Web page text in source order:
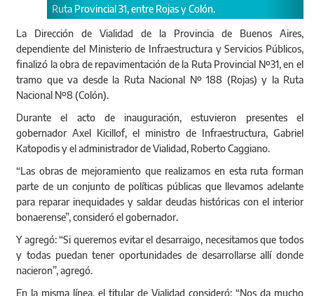
Ruta Provincial 31, entre Rojas y Colón.
La Dirección de Vialidad de la Provincia de Buenos Aires,
dependiente del Ministerio de Infraestructura y Servicios Públicos,
finalizó la obra de repavimentación de la Ruta Provincial Nº31, en el
tramo que va desde la Ruta Nacional Nº 188 (Rojas) y la Ruta
Nacional Nº8 (Colón).
Durante el acto de inauguración, estuvieron presentes el
gobernador Axel Kicillof, el ministro de Infraestructura, Gabriel
Katopodis y el administrador de Vialidad, Roberto Caggiano.
“Las obras de mejoramiento que realizamos en esta ruta forman
parte de un conjunto de políticas públicas que llevamos adelante
para reparar inequidades y saldar deudas históricas con el interior
bonaerense”, consideró el gobernador.
Y agregó: “Si queremos evitar el desarraigo, necesitamos que todos
y todas puedan tener oportunidades de desarrollarse allí donde
nacieron”, agregó.
En la misma línea, el titular de Vialidad consideró: “Nos da mucho